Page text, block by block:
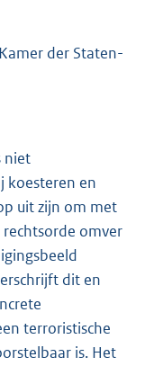
der Staten-
niet
koesteren en
uit zijn om met
omver
dit en
terroristische
is. Het